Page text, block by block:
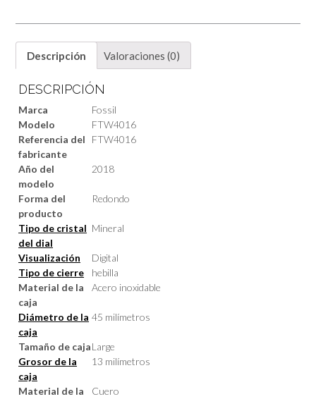
Descripción Valoraciones (0)
DESCRIPCIÓN
Marca
Fossil
Modelo
FTW4016
Referencia del
fabricante
FTW4016
Año del
modelo
2018
Forma del
producto
Redondo
Tipo de cristal
del dial
Mineral
Visualización
Digital
Tipo de cierre
hebilla
Material de la
caja
Acero inoxidable
Diámetro de la
caja
45 milímetros
Tamaño de cajaLarge
Grosor de la
caja
13 milímetros
Material de la
Cuero